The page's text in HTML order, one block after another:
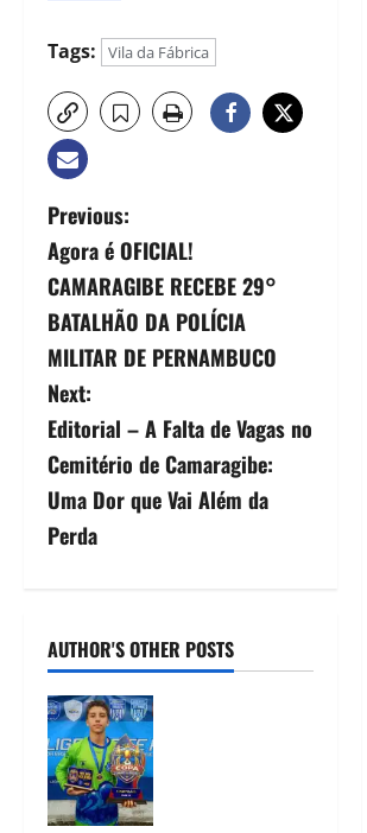
Tags: Vila da Fábrica
Previous:
Agora é OFICIAL!
CAMARAGIBE RECEBE 29°
BATALHÃO DA POLÍCIA
MILITAR DE PERNAMBUCO
Next:
Editorial – A Falta de Vagas no
Cemitério de Camaragibe:
Uma Dor que Vai Além da
Perda
AUTHOR'S OTHER POSTS